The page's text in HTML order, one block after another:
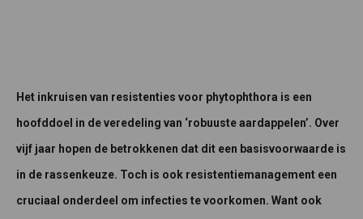
Het inkruisen van resistenties voor phytophthora is een
hoofddoel in de veredeling van ‘robuuste aardappelen’. Over
vijf jaar hopen de betrokkenen dat dit een basisvoorwaarde is
in de rassenkeuze. Toch is ook resistentiemanagement een
cruciaal onderdeel om infecties te voorkomen. Want ook